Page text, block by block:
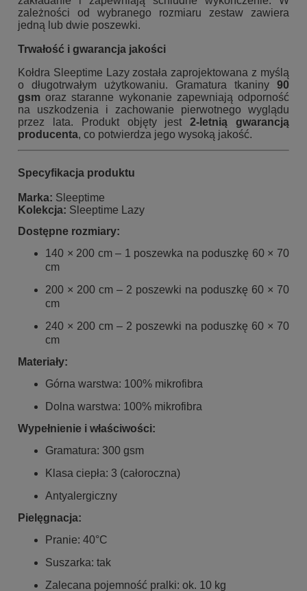
zależności od wybranego rozmiaru zestaw zawiera
jedną lub dwie poszewki.
Trwałość i gwarancja jakości
Kołdra Sleeptime Lazy została zaprojektowana z myślą
o długotrwałym użytkowaniu. Gramatura tkaniny 90
gsm oraz staranne wykonanie zapewniają odporność
na uszkodzenia i zachowanie pierwotnego wyglądu
przez lata. Produkt objęty jest2-letnią gwarancją
producenta, co potwierdza jego wysoką jakość.
Specyfikacja produktu
Marka: Sleeptime
Kolekcja: Sleeptime Lazy
Dostępne rozmiary:
140 × 200 cm – 1 poszewka na poduszkę 60 × 70
cm
200 × 200 cm – 2 poszewki na poduszkę 60 × 70
cm
240 × 200 cm – 2 poszewki na poduszkę 60 × 70
cm
Materiały:
Górna warstwa: 100% mikrofibra
Dolna warstwa: 100% mikrofibra
Wypełnienie i właściwości:
Gramatura: 300 gsm
Klasa ciepła: 3 (całoroczna)
Antyalergiczny
Pielęgnacja:
Pranie: 40°C
Suszarka: tak
Zalecana pojemność pralki: ok. 10 kg